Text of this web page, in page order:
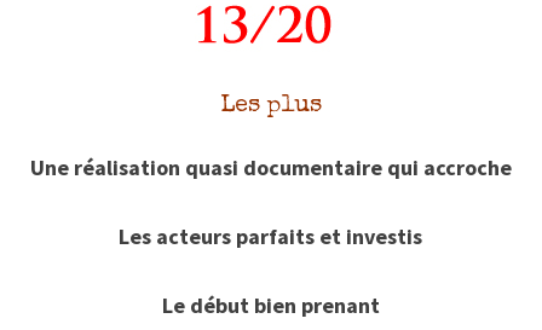
Les plus
Une réalisation quasi documentaire qui accroche
Les acteurs parfaits et investis
Le début bien prenant